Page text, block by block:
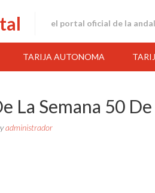
el portal oficial de la
TARIJA AUTONOMA
La Semana 50
administrador